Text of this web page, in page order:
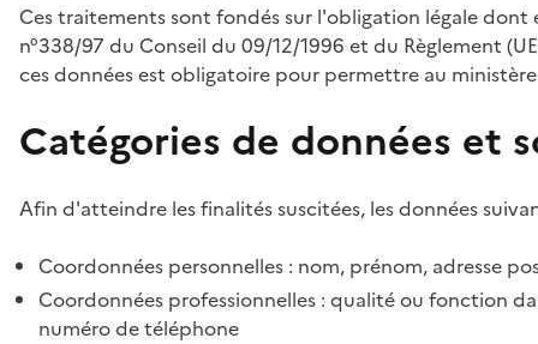
Ces traitements sont fondés sur l'obligation légale
n°338/97 du Conseil du 09/12/1996 et du Règlement
ces données est obligatoire pour permettre au
Catégories de données et
Afin d'atteindre les finalités suscitées, les données
Coordonnées personnelles : nom, prénom, adresse
Coordonnées professionnelles : qualité ou fonction
numéro de téléphone